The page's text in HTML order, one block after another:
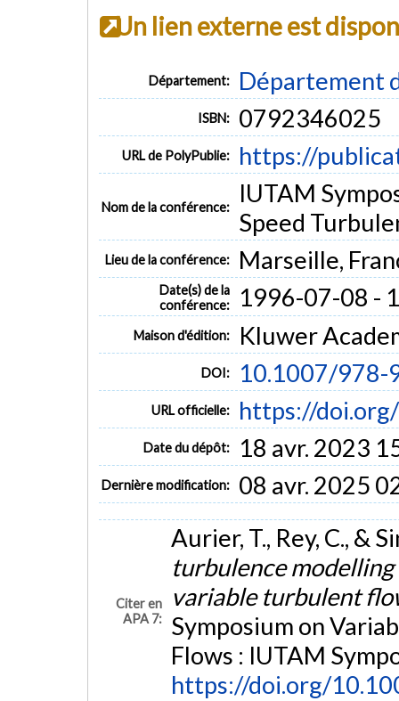
Un lien externe est
Département: Département
ISBN: 0792346025
URL de PolyPublie: https://
Nom de la conférence:
IUTAM
Speed
Lieu de la conférence: Marseille,
Date(s) de la
conférence:
1996-07-08 -
Maison d'édition: Kluwer
DOI: 10.1007/978-
URL officielle: https://
Date du dépôt: 18 avr. 2023
Dernière modification: 08 avr. 2025
Citer en
APA 7:
Aurier, T., Rey, C., &
turbulence
variable turbulent
Symposium on
Flows : IUTAM
https://doi.org/